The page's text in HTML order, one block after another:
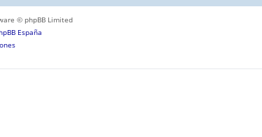
© phpBB Limited
España